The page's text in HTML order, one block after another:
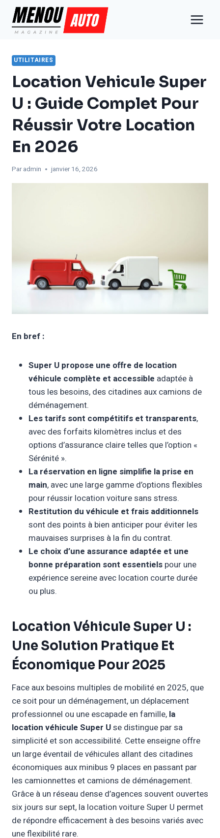
Aller
contenu
UTILITAIRES
Location Vehicule Super
U : Guide Complet Pour
Réussir Votre Location
En 2026
Par admin janvier 16, 2026
En bref :
Super U propose une offre de location
véhicule complète et accessible adaptée à
tous les besoins, des citadines aux camions de
déménagement.
Les tarifs sont compétitifs et transparents,
avec des forfaits kilomètres inclus et des
options d’assurance claire telles que l’option «
Sérénité ».
La réservation en ligne simplifie la prise en
main, avec une large gamme d’options flexibles
pour réussir location voiture sans stress.
Restitution du véhicule et frais additionnels
sont des points à bien anticiper pour éviter les
mauvaises surprises à la fin du contrat.
Le choix d’une assurance adaptée et une
bonne préparation sont essentiels pour une
expérience sereine avec location courte durée
ou plus.
Location Véhicule Super U :
Une Solution Pratique Et
Économique Pour 2025
Face aux besoins multiples de mobilité en 2025, que
ce soit pour un déménagement, un déplacement
professionnel ou une escapade en famille, la
location véhicule Super Use distingue par sa
simplicité et son accessibilité. Cette enseigne offre
un large éventail de véhicules allant des citadines
économiques aux minibus 9 places en passant par
les camionnettes et camions de déménagement.
Grâce à un réseau dense d’agences souvent ouvertes
six jours sur sept, la location voiture Super U permet
de répondre efficacement à des besoins variés avec
une flexibilité rare.